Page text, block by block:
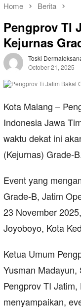
Home Berita
Pengprov TI
Kejurnas
Toski
October 21, 2025
Kota Malang –
Indonesia Jawa
waktu dekat ini
(Kejurnas) Grade-
Event yang
Grade-B, Jatim
23 November
Joyoboyo, Kota
Ketua Umum
Yusman Madayun,
Pengprov TI
menyampaikan,